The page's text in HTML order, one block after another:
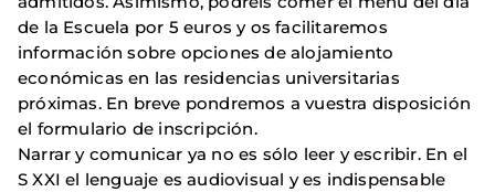
de la Escuela por 5 euros y os facilitaremos
información sobre opciones de alojamiento
económicas en las residencias universitarias
próximas. En breve pondremos a vuestra disposición
el formulario de inscripción.
Narrar y comunicar ya no es sólo leer y escribir. En el
S XXI el lenguaje es audiovisual y es indispensable